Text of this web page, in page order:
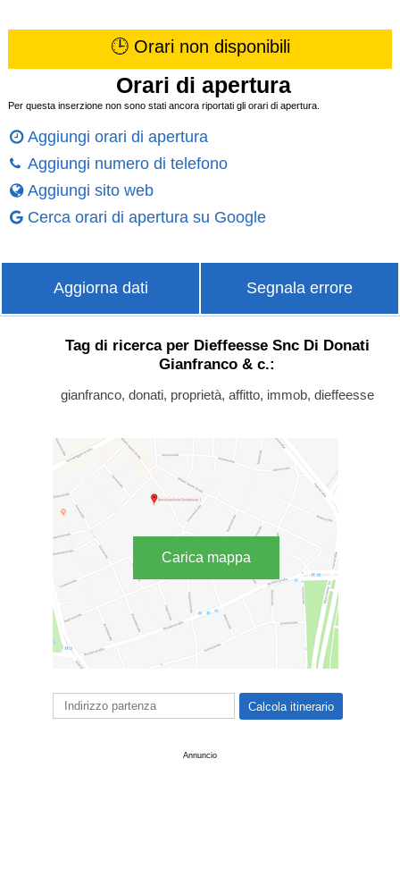
🕒 Orari non disponibili
Orari di apertura
Per questa inserzione non sono stati ancora riportati gli orari di apertura.
Aggiungi orari di apertura
Aggiungi numero di telefono
Aggiungi sito web
Cerca orari di apertura su Google
Aggiorna dati Segnala errore
Tag di ricerca per Dieffeesse Snc Di Donati
Gianfranco & c.:
gianfranco, donati, proprietà, affitto, immob, dieffeesse
Carica mappa
Annuncio